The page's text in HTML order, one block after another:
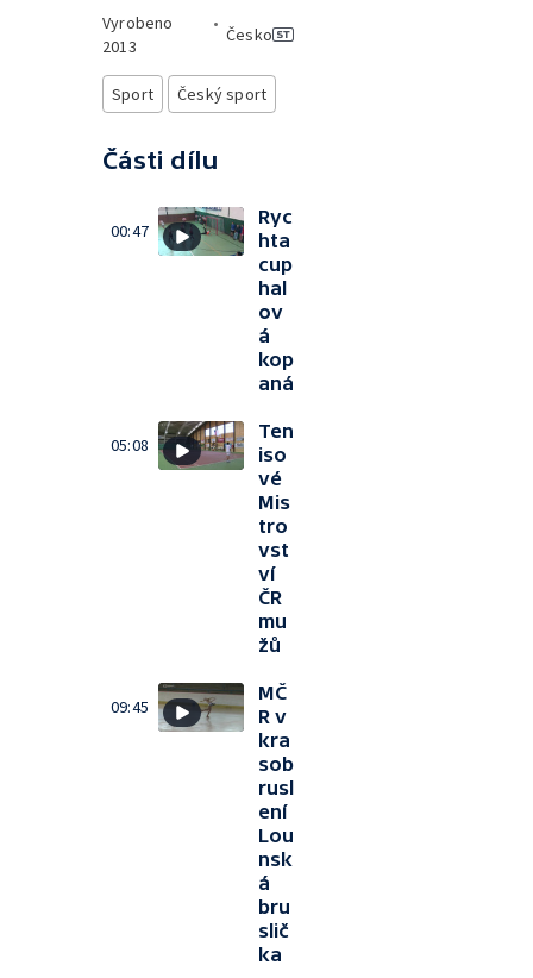
Vyrobeno
2013
•
Česko
Sport Český sport
Části dílu
00:47
Ryc
hta
cup
hal
ov
á
kop
aná
05:08
Ten
iso
vé
Mis
tro
vst
ví
ČR
mu
žů
09:45
MČ
R v
kra
sob
rusl
ení
Lou
nsk
á
bru
slič
ka